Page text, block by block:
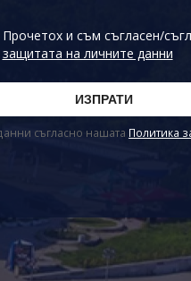
Прочетох и съм съгласен/
защитата на личните данни
съгласно нашата Политика